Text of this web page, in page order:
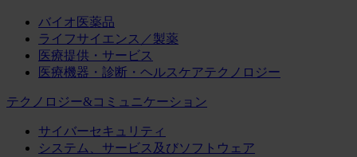
バイオ医薬品
ライフサイエンス／製薬
医療提供・サービス
医療機器・診断・ヘルスケアテクノロジー
テクノロジー&コミュニケーション
サイバーセキュリティ
システム、サービス及びソフトウェア